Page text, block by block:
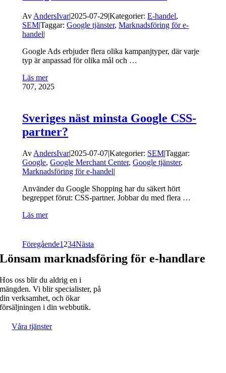
Av AndersIvar|2025-07-29|Kategorier:E-handel,
SEM|Taggar:Google tjänster,Marknadsföring för e-
handel|
Google Ads erbjuder flera olika kampanjtyper, där varje
typ är anpassad för olika mål och …
Läs mer
707, 2025
Sveriges näst minsta Google CSS-
partner?
Av AndersIvar|2025-07-07|Kategorier: SEM|Taggar:
Google,Google Merchant Center,Google tjänster,
Marknadsföring för e-handel|
Använder du Google Shopping har du säkert hört
begreppet förut: CSS-partner. Jobbar du med flera …
Läs mer
Föregående1 234Nästa
Lönsam marknadsföring för e-handlare
Hos oss blir du aldrig en i
mängden. Vi blir specialister, på
din verksamhet, och ökar
försäljningen i din webbutik.
Våra tjänster